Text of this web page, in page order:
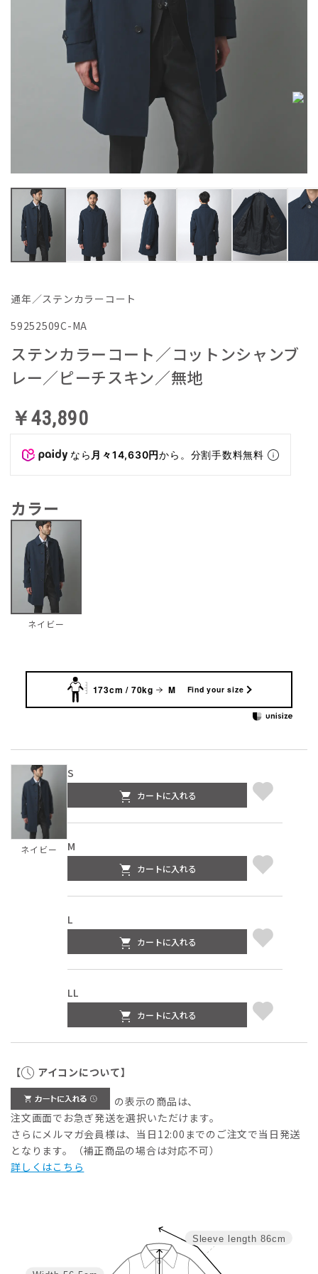
通年／ステンカラーコート
59252509C-MA
ステンカラーコート／コットンシャンブ
レー／ピーチスキン／無地
￥43,890
なら 月々14,630円から。分割手数料無料
カラー
ネイビー
173cm / 70kg M Find your size
ネイビー
S
カートに入れる
M
カートに入れる
L
カートに入れる
LL
カートに入れる
【 アイコンについて】
の表示の商品は、
注文画面でお急ぎ発送を選択いただけます。
さらにメルマガ会員様は、当日12:00までのご注文で当日発送
となります。（補正商品の場合は対応不可）
詳しくはこちら
Sleeve length 86cm